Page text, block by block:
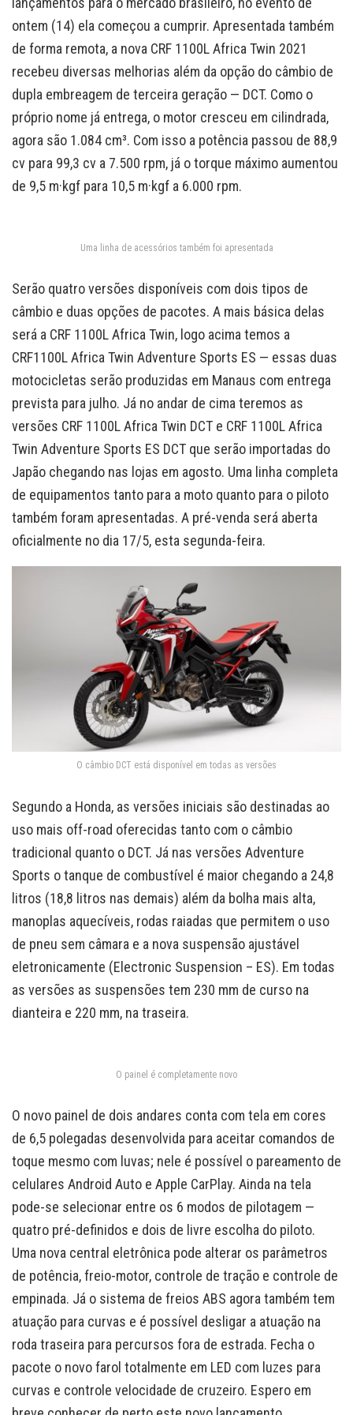
ontem (14) ela começou a cumprir. Apresentada também
de forma remota, a nova CRF 1100L Africa Twin 2021
recebeu diversas melhorias além da opção do câmbio de
dupla embreagem de terceira geração — DCT. Como o
próprio nome já entrega, o motor cresceu em cilindrada,
agora são 1.084 cm³. Com isso a potência passou de 88,9
cv para 99,3 cv a 7.500 rpm, já o torque máximo aumentou
de 9,5 m·kgf para 10,5 m·kgf a 6.000 rpm.
Uma linha de acessórios também foi apresentada
Serão quatro versões disponíveis com dois tipos de
câmbio e duas opções de pacotes. A mais básica delas
será a CRF 1100L Africa Twin, logo acima temos a
CRF1100L Africa Twin Adventure Sports ES — essas duas
motocicletas serão produzidas em Manaus com entrega
prevista para julho. Já no andar de cima teremos as
versões CRF 1100L Africa Twin DCT e CRF 1100L Africa
Twin Adventure Sports ES DCT que serão importadas do
Japão chegando nas lojas em agosto. Uma linha completa
de equipamentos tanto para a moto quanto para o piloto
também foram apresentadas. A pré-venda será aberta
oficialmente no dia 17/5, esta segunda-feira.
O câmbio DCT está disponível em todas as versões
Segundo a Honda, as versões iniciais são destinadas ao
uso mais off-road oferecidas tanto com o câmbio
tradicional quanto o DCT. Já nas versões Adventure
Sports o tanque de combustível é maior chegando a 24,8
litros (18,8 litros nas demais) além da bolha mais alta,
manoplas aquecíveis, rodas raiadas que permitem o uso
de pneu sem câmara e a nova suspensão ajustável
eletronicamente (Electronic Suspension – ES). Em todas
as versões as suspensões tem 230 mm de curso na
dianteira e 220 mm, na traseira.
O painel é completamente novo
O novo painel de dois andares conta com tela em cores
de 6,5 polegadas desenvolvida para aceitar comandos de
toque mesmo com luvas; nele é possível o pareamento de
celulares Android Auto e Apple CarPlay. Ainda na tela
pode-se selecionar entre os 6 modos de pilotagem —
quatro pré-definidos e dois de livre escolha do piloto.
Uma nova central eletrônica pode alterar os parâmetros
de potência, freio-motor, controle de tração e controle de
empinada. Já o sistema de freios ABS agora também tem
atuação para curvas e é possível desligar a atuação na
roda traseira para percursos fora de estrada. Fecha o
pacote o novo farol totalmente em LED com luzes para
curvas e controle velocidade de cruzeiro. Espero em